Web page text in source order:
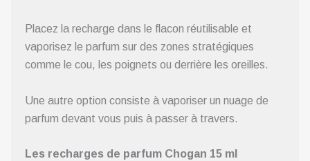
Placez la recharge dans le flacon réutilisable et
vaporisez le parfum sur des zones stratégiques
comme le cou, les poignets ou derrière les oreilles.
Une autre option consiste à vaporiser un nuage de
parfum devant vous puis à passer à travers.
Les recharges de parfum Chogan 15 ml